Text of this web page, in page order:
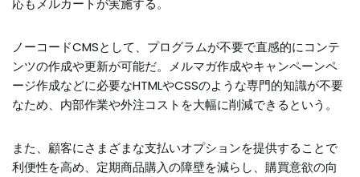
応もメルカートが実施する。
ノーコードCMSとして、プログラムが不要で直感的にコンテ
ンツの作成や更新が可能だ。メルマガ作成やキャンペーンペ
ージ作成などに必要なHTMLやCSSのような専門的知識が不要
なため、内部作業や外注コストを大幅に削減できるという。
また、顧客にさまざまな支払いオプションを提供することで
利便性を高め、定期商品購入の障壁を減らし、購買意欲の向